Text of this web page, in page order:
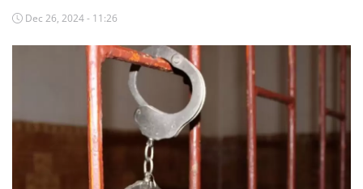
Maraqlı
Dec 26, 2024 - 11:26